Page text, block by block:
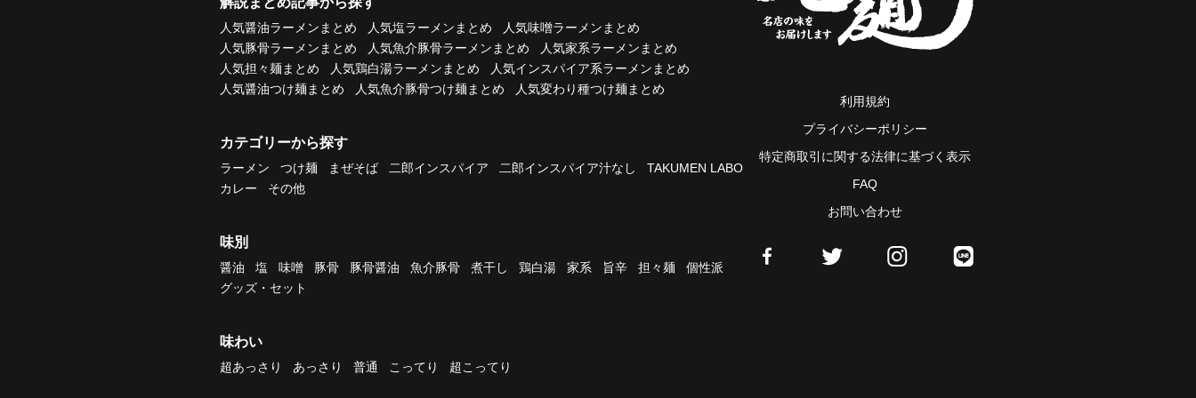
人気醤油ラーメンまとめ 人気塩ラーメンまとめ
人気味噌ラーメンまとめ
人気豚骨ラーメンまとめ
人気魚介豚骨ラーメンまとめ
人気家系ラーメンまとめ
人気担々麺まとめ
人気鶏白湯ラーメンまとめ
人気インスパイア系ラーメンまとめ
人気醤油つけ麺まとめ
人気魚介豚骨つけ麺まとめ 人気変わり種つけ麺まとめ
カテゴリーから探す
ラーメン つけ麺 まぜそば 二郎インスパイア 二郎インスパイア汁なし
TAKUMEN LABO
カレー
その他
味別
醤油 塩 味噌 豚骨 豚骨醤油 魚介豚骨 煮干し 鶏白湯 家系 旨辛 担々麺
個性派
グッズ・セット
味わい
超あっさり あっさり 普通 こってり 超こってり
利用規約
プライバシーポリシー
特定商取引に関する法律に基づく表示
FAQ
お問い合わせ